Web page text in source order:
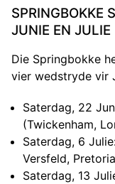
SPRINGBOKKE
JUNIE EN JULIE
Die Springbokke
vier wedstryde vir
Saterdag, 22
(Twickenham,
Saterdag, 6
Versfeld,
Saterdag, 13